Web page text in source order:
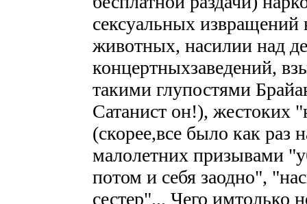
сексуальных извращений
животных, насилии над
концертныхзаведений,
такими глупостями
Сатанист он!), жестоких
(скорее,все было как раз
малолетних призывами
потом и себя заодно",
сестер"... Чего имтолько